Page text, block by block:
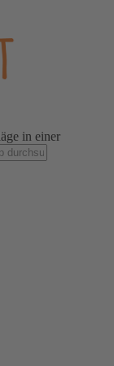
in einer